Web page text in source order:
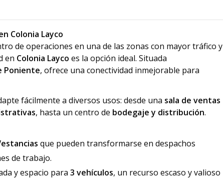
Colonia Layco
de operaciones en una de las zonas con mayor tráfico y
en Colonia Layco es la opción ideal. Situada
Poniente, ofrece una conectividad inmejorable para
fácilmente a diversos usos: desde una sala de ventas
, hasta un centro de bodegaje y distribución.
que pueden transformarse en despachos
de trabajo.
y espacio para 3 vehículos, un recurso escaso y valioso